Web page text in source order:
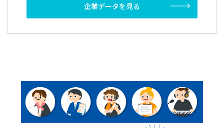
企業データを見る